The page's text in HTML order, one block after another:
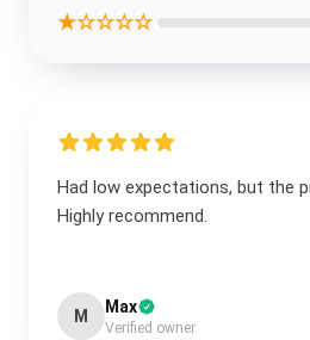
★☆☆☆☆
Had low expectations, but the
Highly recommend.
M Max
Verified owner